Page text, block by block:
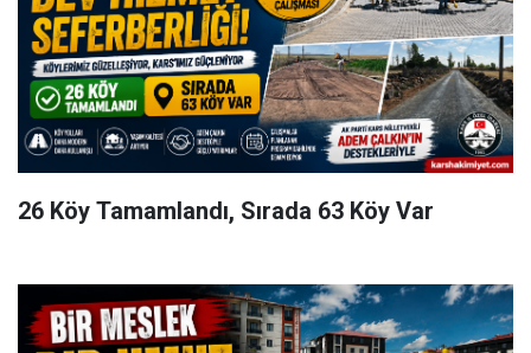
26 Köy Tamamlandı, Sırada 63 Köy Var